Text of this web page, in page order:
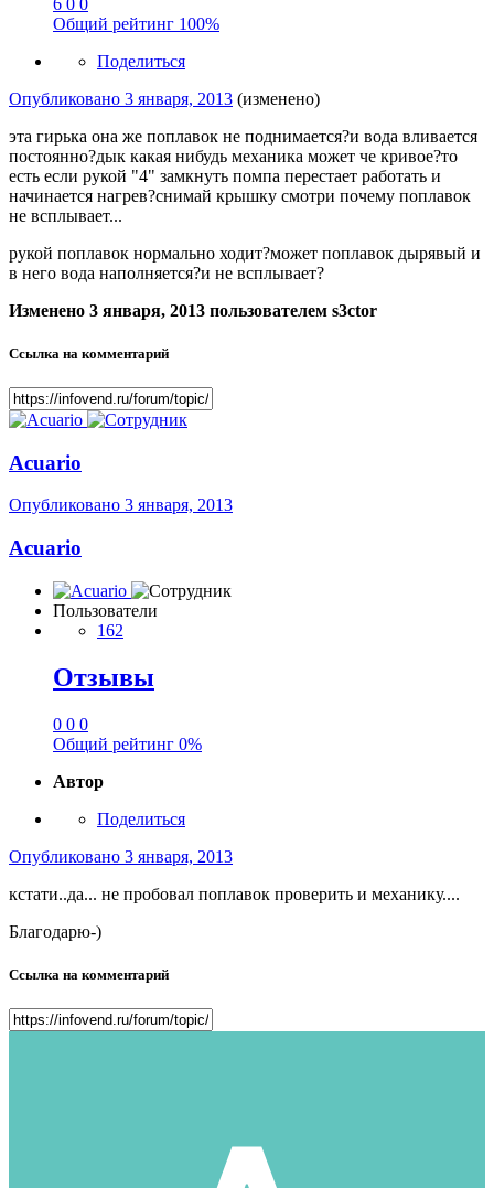
Общий рейтинг 100%
Поделиться
Опубликовано 3 января, 2013 (изменено)
эта гирька она же поплавок не поднимается?и вода вливается
постоянно?дык какая нибудь механика может че кривое?то
есть если рукой "4" замкнуть помпа перестает работать и
начинается нагрев?снимай крышку смотри почему поплавок
не всплывает...
рукой поплавок нормально ходит?может поплавок дырявый и
в него вода наполняется?и не всплывает?
Изменено 3 января, 2013 пользователем s3ctor
Ссылка на комментарий
Acuario
Опубликовано 3 января, 2013
Acuario
Пользователи
162
Отзывы
0 0 0
Общий рейтинг 0%
Автор
Поделиться
Опубликовано 3 января, 2013
кстати..да... не пробовал поплавок проверить и механику....
Благодарю-)
Ссылка на комментарий